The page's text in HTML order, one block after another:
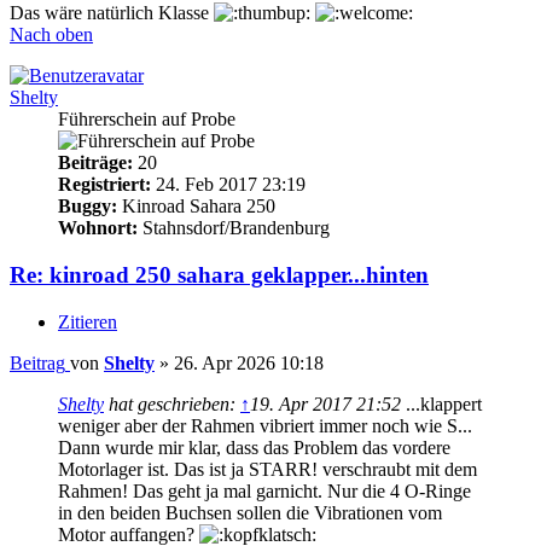
Das wäre natürlich Klasse
Nach oben
Shelty
Führerschein auf Probe
Beiträge: 20
Registriert: 24. Feb 2017 23:19
Buggy: Kinroad Sahara 250
Wohnort: Stahnsdorf/Brandenburg
Re: kinroad 250 sahara geklapper...hinten
Zitieren
Beitrag von Shelty » 26. Apr 2026 10:18
Shelty hat geschrieben: ↑ 19. Apr 2017 21:52 ...klappert
weniger aber der Rahmen vibriert immer noch wie S...
Dann wurde mir klar, dass das Problem das vordere
Motorlager ist. Das ist ja STARR! verschraubt mit dem
Rahmen! Das geht ja mal garnicht. Nur die 4 O-Ringe
in den beiden Buchsen sollen die Vibrationen vom
Motor auffangen?